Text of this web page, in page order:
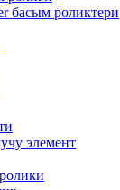
басым роликтери
элемент